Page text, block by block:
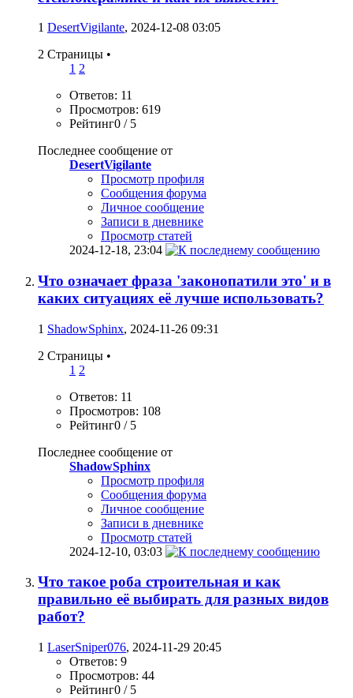
1 DesertVigilante, 2024-12-08 03:05
2 Страницы •
1 2
Ответов: 11
Просмотров: 619
Рейтинг0 / 5
Последнее сообщение от
DesertVigilante
Просмотр профиля
Сообщения форума
Личное сообщение
Записи в дневнике
Просмотр статей
2024-12-18, 23:04
Что означает фраза 'законопатили это' и в
каких ситуациях её лучше использовать?
1 ShadowSphinx, 2024-11-26 09:31
2 Страницы •
1 2
Ответов: 11
Просмотров: 108
Рейтинг0 / 5
Последнее сообщение от
ShadowSphinx
Просмотр профиля
Сообщения форума
Личное сообщение
Записи в дневнике
Просмотр статей
2024-12-10, 03:03
Что такое роба строительная и как
правильно её выбирать для разных видов
работ?
1 LaserSniper076, 2024-11-29 20:45
Ответов: 9
Просмотров: 44
Рейтинг0 / 5